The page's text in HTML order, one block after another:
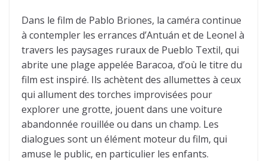
Dans le film de Pablo Briones, la caméra continue
à contempler les errances d’Antuán et de Leonel à
travers les paysages ruraux de Pueblo Textil, qui
abrite une plage appelée Baracoa, d’où le titre du
film est inspiré. Ils achètent des allumettes à ceux
qui allument des torches improvisées pour
explorer une grotte, jouent dans une voiture
abandonnée rouillée ou dans un champ. Les
dialogues sont un élément moteur du film, qui
amuse le public, en particulier les enfants.